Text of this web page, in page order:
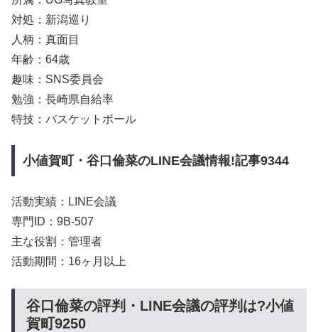
対処：新潟巡り
人柄：真面目
年齢：64歳
趣味：SNS委員会
勉強：長崎県自給率
特技：バスケットボール
小値賀町・谷口倫菜のLINE会議情報!記事9344
活動実績：LINE会議
専門ID：9B-507
主な役割：管理者
活動期間：16ヶ月以上
谷口倫菜の評判・LINE会議の評判は?小値
賀町9250